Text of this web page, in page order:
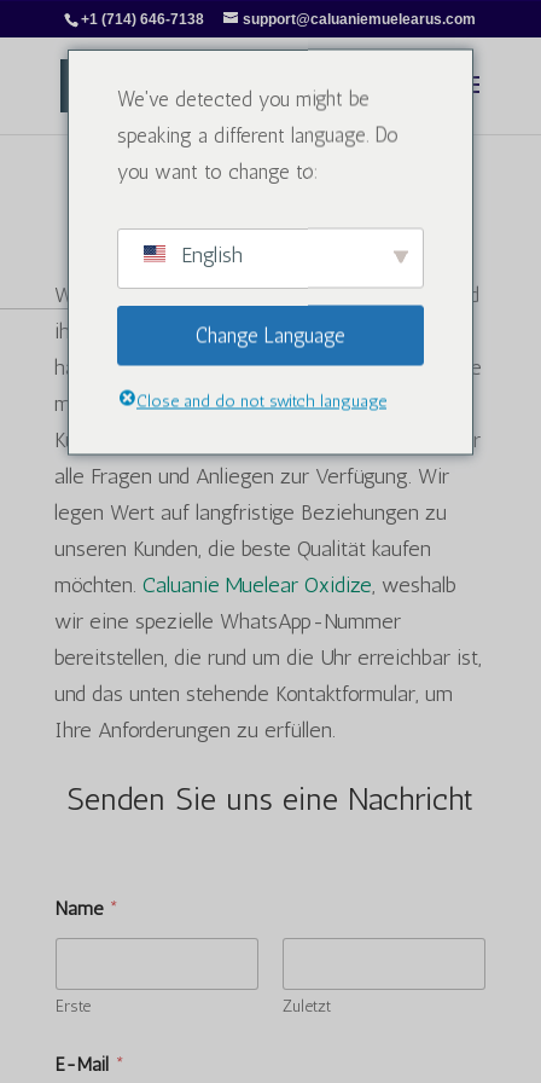
+1 (714) 646-7138 support@caluaniemuelearus.com
Kontaktieren Sie uns!
Wir legen größten Wert auf unsere Kunden und
ihre Zufriedenheit ist uns sehr wichtig. Daher
haben wir die Kontaktaufnahme so einfach wie
möglich gestaltet. Unser engagiertes
Kundenservice-Team steht Ihnen jederzeit für
alle Fragen und Anliegen zur Verfügung. Wir
legen Wert auf langfristige Beziehungen zu
unseren Kunden, die beste Qualität kaufen
möchten. Caluanie Muelear Oxidize, weshalb
wir eine spezielle WhatsApp-Nummer
bereitstellen, die rund um die Uhr erreichbar ist,
und das unten stehende Kontaktformular, um
Ihre Anforderungen zu erfüllen.
Senden Sie uns eine Nachricht
Name *
Erste Zuletzt
E-Mail *
We've detected you might be
speaking a different language. Do
you want to change to:
English
Change Language
Close and do not switch language